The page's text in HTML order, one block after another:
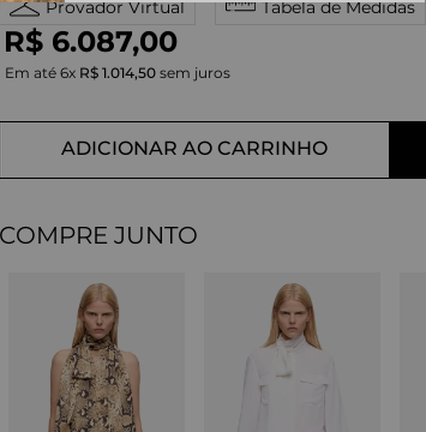
Provador Virtual Tabela de Medidas
R$ 6.087,00
Em até 6x R$ 1.014,50 sem juros
ADICIONAR AO CARRINHO
COMPRE JUNTO